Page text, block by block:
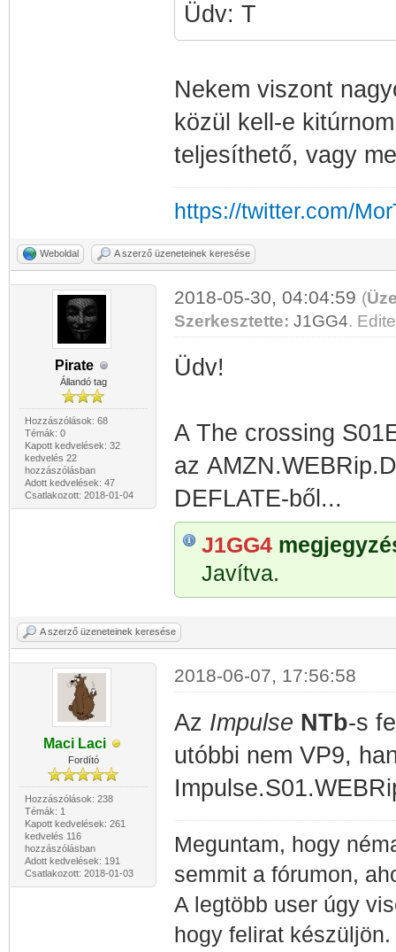
Üdv: T
Nekem viszont
közül kell-e
teljesíthető, vagy
https://twitter.com/
Weboldal A szerző üzeneteinek keresése
Pirate
Állandó tag
Hozzászólások: 68
Témák: 0
Kapott kedvelések: 32
kedvelés 22
hozzászólásban
Adott kedvelések: 47
Csatlakozott: 2018-01-04
2018-05-30, 04:04:59 (
Szerkesztette: J1GG4.
Üdv!
A The crossing
az
DEFLATE-ből...
J1GG4
Javítva.
A szerző üzeneteinek keresése
Maci Laci
Fordító
Hozzászólások: 238
Témák: 1
Kapott kedvelések: 261
kedvelés 116
hozzászólásban
Adott kedvelések: 191
Csatlakozott: 2018-01-03
2018-06-07, 17:56:58
Az Impulse NTb-s
utóbbi nem VP9,
Meguntam, hogy
semmit a fórumon,
A legtöbb user úgy
hogy felirat